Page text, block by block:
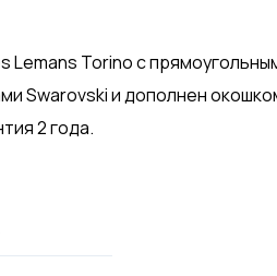
Lemans Torino с
Swarovski и дополнен
2 года.